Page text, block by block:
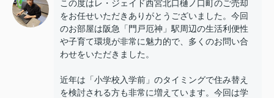
この度はレ・ジェイド西宮北口樋ノ口町のご売却
をお任せいただきありがとうございました。今回
のお部屋は阪急「門戸厄神」駅周辺の生活利便性
や子育て環境が非常に魅力的で、多くのお問い合
わせをいただきました。
近年は「小学校入学前」のタイミングで住み替え
を検討される方も非常に増えています。今回は学